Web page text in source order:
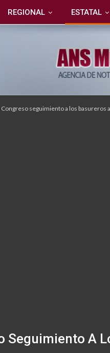
REGIONAL ESTATAL
Congreso seguimiento a los basureros
Seguimiento A